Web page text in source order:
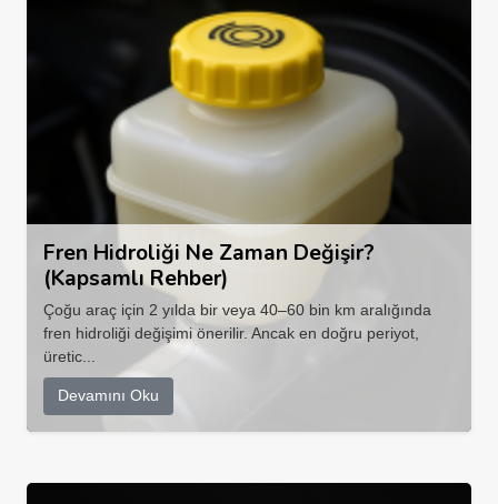
Fren Hidroliği Ne Zaman Değişir?
(Kapsamlı Rehber)
Çoğu araç için 2 yılda bir veya 40–60 bin km aralığında
fren hidroliği değişimi önerilir. Ancak en doğru periyot,
üretic...
Devamını Oku